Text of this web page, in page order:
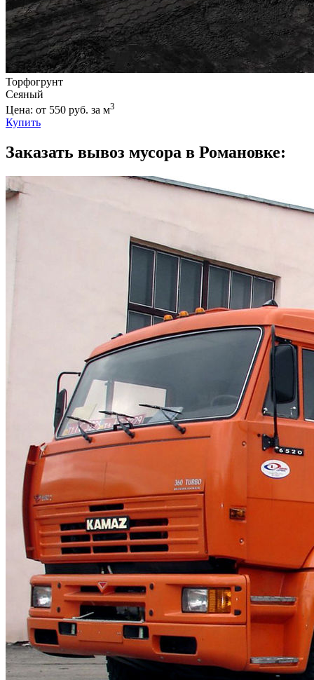
Торфогрунт
Сеяный
Цена: от 550 руб. за м3
Купить
Заказать вывоз мусора в Романовке: